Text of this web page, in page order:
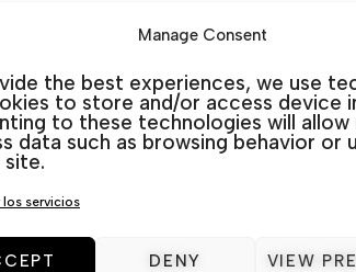
Manage Consent
the best experiences, we use
to store and/or access device
to these technologies will allow
data such as browsing behavior or
site.
servicios
DENY VIEW
Sofás y